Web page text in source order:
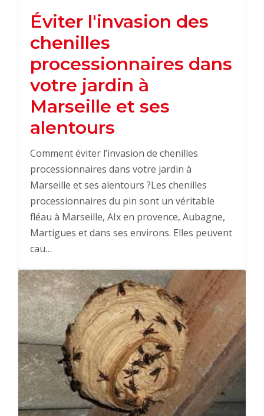
Éviter l'invasion des
chenilles
processionnaires dans
votre jardin à
Marseille et ses
alentours
Comment éviter l’invasion de chenilles
processionnaires dans votre jardin à
Marseille et ses alentours ?Les chenilles
processionnaires du pin sont un véritable
fléau à Marseille, AIx en provence, Aubagne,
Martigues et dans ses environs. Elles peuvent
cau…